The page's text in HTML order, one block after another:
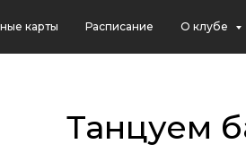
карты Расписание О клубе
Танцуем